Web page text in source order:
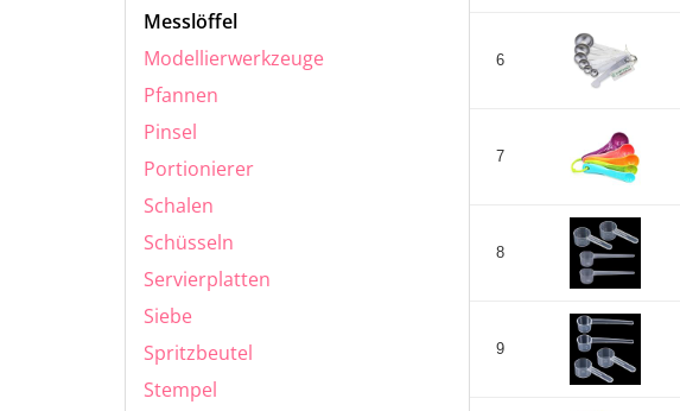
Messlöffel
Modellierwerkzeuge
Pfannen
Pinsel
Portionierer
Schalen
Schüsseln
Servierplatten
Siebe
Spritzbeutel
Stempel
6
7
8
9